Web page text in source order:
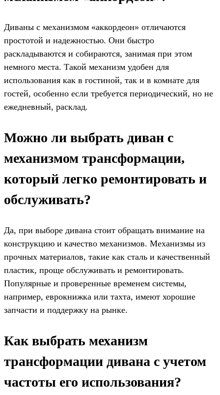
Диваны с механизмом «аккордеон» отличаются
простотой и надежностью. Они быстро
раскладываются и собираются, занимая при этом
немного места. Такой механизм удобен для
использования как в гостиной, так и в комнате для
гостей, особенно если требуется периодический, но не
ежедневный, расклад.
Можно ли выбрать диван с
механизмом трансформации,
который легко ремонтировать и
обслуживать?
Да, при выборе дивана стоит обращать внимание на
конструкцию и качество механизмов. Механизмы из
прочных материалов, такие как сталь и качественный
пластик, проще обслуживать и ремонтировать.
Популярные и проверенные временем системы,
например, еврокнижка или тахта, имеют хорошие
запчасти и поддержку на рынке.
Как выбрать механизм
трансформации дивана с учетом
частоты его использования?